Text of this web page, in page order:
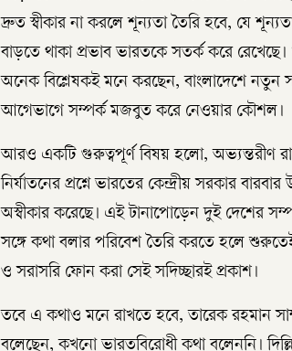
দ্রুত স্বীকার না করলে শূন্যতা তৈরি হবে, যে
বাড়তে থাকা প্রভাব ভারতকে সতর্ক করে
অনেক বিশ্লেষকই মনে করছেন, বাংলাদেশে নতুন
আগেভাগে সম্পর্ক মজবুত করে নেওয়ার কৌশল।
আরও একটি গুরুত্বপূর্ণ বিষয় হলো, অভ্যন্তরীণ
নির্যাতনের প্রশ্নে ভারতের কেন্দ্রীয় সরকার
অস্বীকার করেছে। এই টানাপোড়েন দুই দেশের
সঙ্গে কথা বলার পরিবেশ তৈরি করতে হলে
ও সরাসরি ফোন করা সেই সদিচ্ছারই প্রকাশ।
তবে এ কথাও মনে রাখতে হবে, তারেক রহমান
বলেছেন, কখনো ভারতবিরোধী কথা বলেননি।